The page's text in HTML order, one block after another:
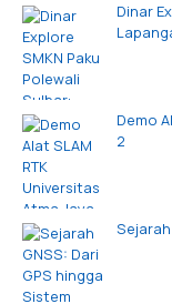
Dinar
Demo
2